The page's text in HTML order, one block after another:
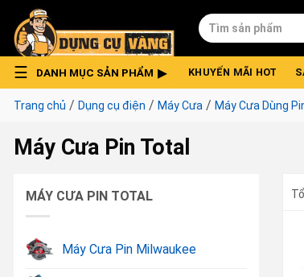
content
Tìm
kiếm:
DANH MỤC SẢN PHẨM KHUYẾN MÃI HOT
Trang chủ / Dụng cụ điện / Máy Cưa / Máy Cưa Dùng
Máy Cưa Pin Total
MÁY CƯA PIN TOTAL
Máy Cưa Pin Milwaukee